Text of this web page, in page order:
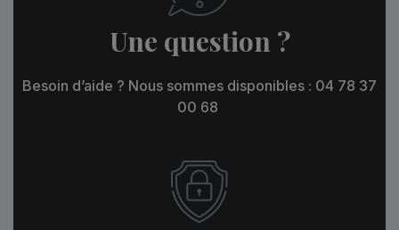
Une question ?
Besoin d’aide ? Nous sommes disponibles : 04 78 37
00 68